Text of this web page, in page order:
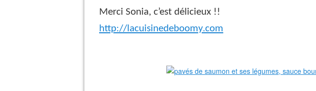
Merci Sonia, c’est délicieux !!
http://lacuisinedeboomy.com